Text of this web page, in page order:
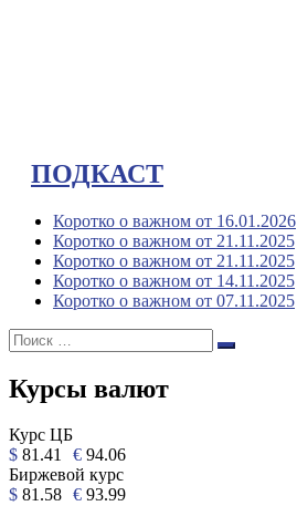
ПОДКАСТ
Коротко о важном от 16.01.2026
Коротко о важном от 21.11.2025
Коротко о важном от 21.11.2025
Коротко о важном от 14.11.2025
Коротко о важном от 07.11.2025
Поиск:
Поиск
Курсы валют
Курс ЦБ
$ 81.41 € 94.06
Биржевой курс
$ 81.58 € 93.99